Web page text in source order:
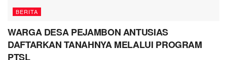
BERITA
WARGA DESA PEJAMBON ANTUSIAS
DAFTARKAN TANAHNYA MELALUI PROGRAM
PTSL